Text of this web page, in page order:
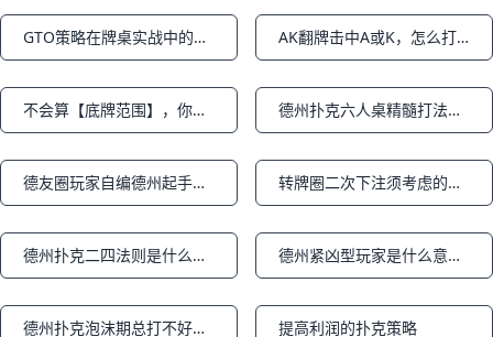
Notifications GTO策略在牌桌实战中的应用 Notifications AK翻牌击中A或K，怎么打才能多赢少输
Notifications 不会算【底牌范围】，你还玩什么德州！上篇 Notifications 德州扑克六人桌精髓打法汇总
Notifications 德友圈玩家自编德州起手歌，德扑口诀 Notifications 转牌圈二次下注须考虑的六个因素
Notifications 德州扑克二四法则是什么意思？二四法则怎么计算？ Notifications 德州紧凶型玩家是什么意思？TAG玩家是什么意思？
德州扑克泡沫期总打不好怎么办 提高利润的扑克策略